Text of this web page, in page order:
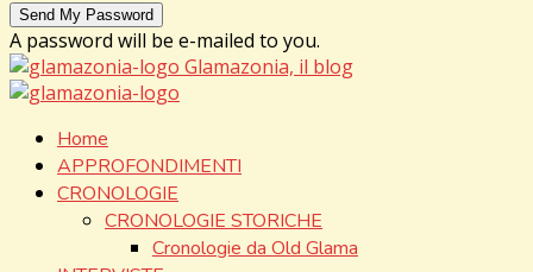
A password will be e-mailed to you.
Glamazonia, il blog
Home
APPROFONDIMENTI
CRONOLOGIE
CRONOLOGIE STORICHE
Cronologie da Old Glama